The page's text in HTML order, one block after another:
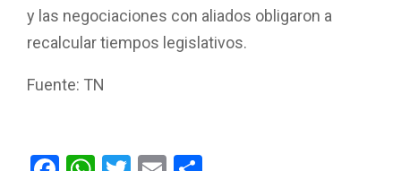
y las negociaciones con aliados obligaron a
recalcular tiempos legislativos.
Fuente: TN